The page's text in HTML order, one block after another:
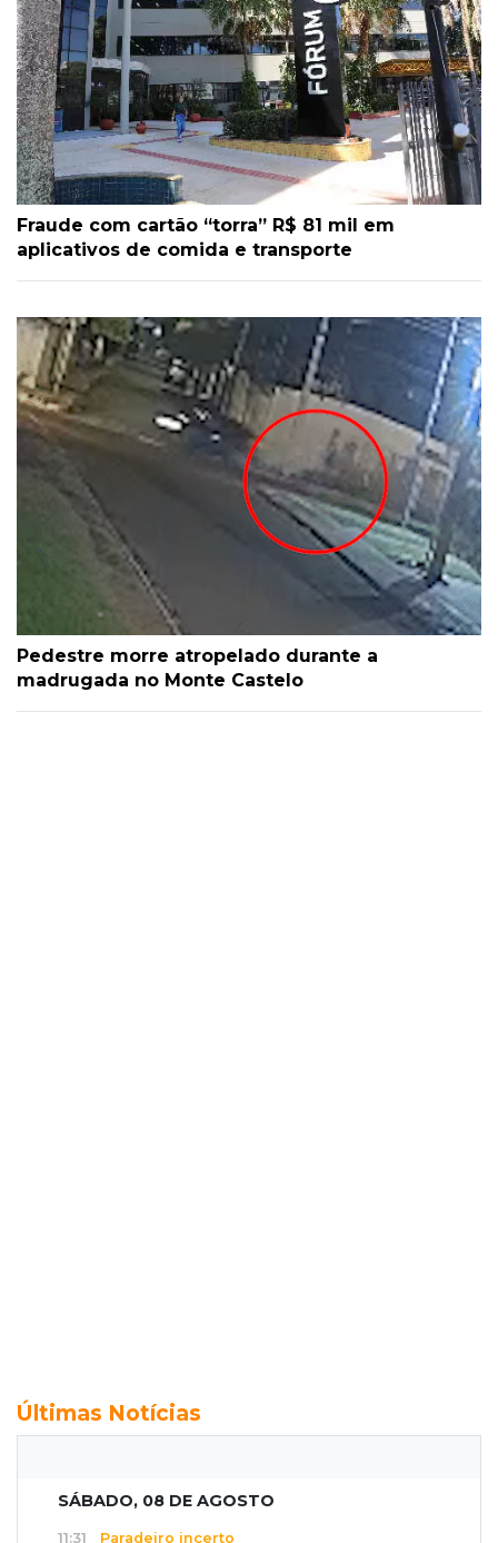
Fraude com cartão “torra” R$ 81 mil em
aplicativos de comida e transporte
Pedestre morre atropelado durante a
madrugada no Monte Castelo
Últimas Notícias
SÁBADO, 08 DE AGOSTO
11:31 Paradeiro incerto